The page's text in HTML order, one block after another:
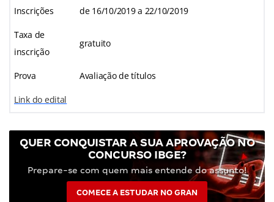
Inscrições de 16/10/2019 a 22/10/2019
Taxa de
inscrição
gratuito
Prova Avaliação de títulos
Link do edital
QUER CONQUISTAR A SUA APROVAÇÃO NO
CONCURSO IBGE?
Prepare-se com quem mais entende do assunto!
COMECE A ESTUDAR NO GRAN